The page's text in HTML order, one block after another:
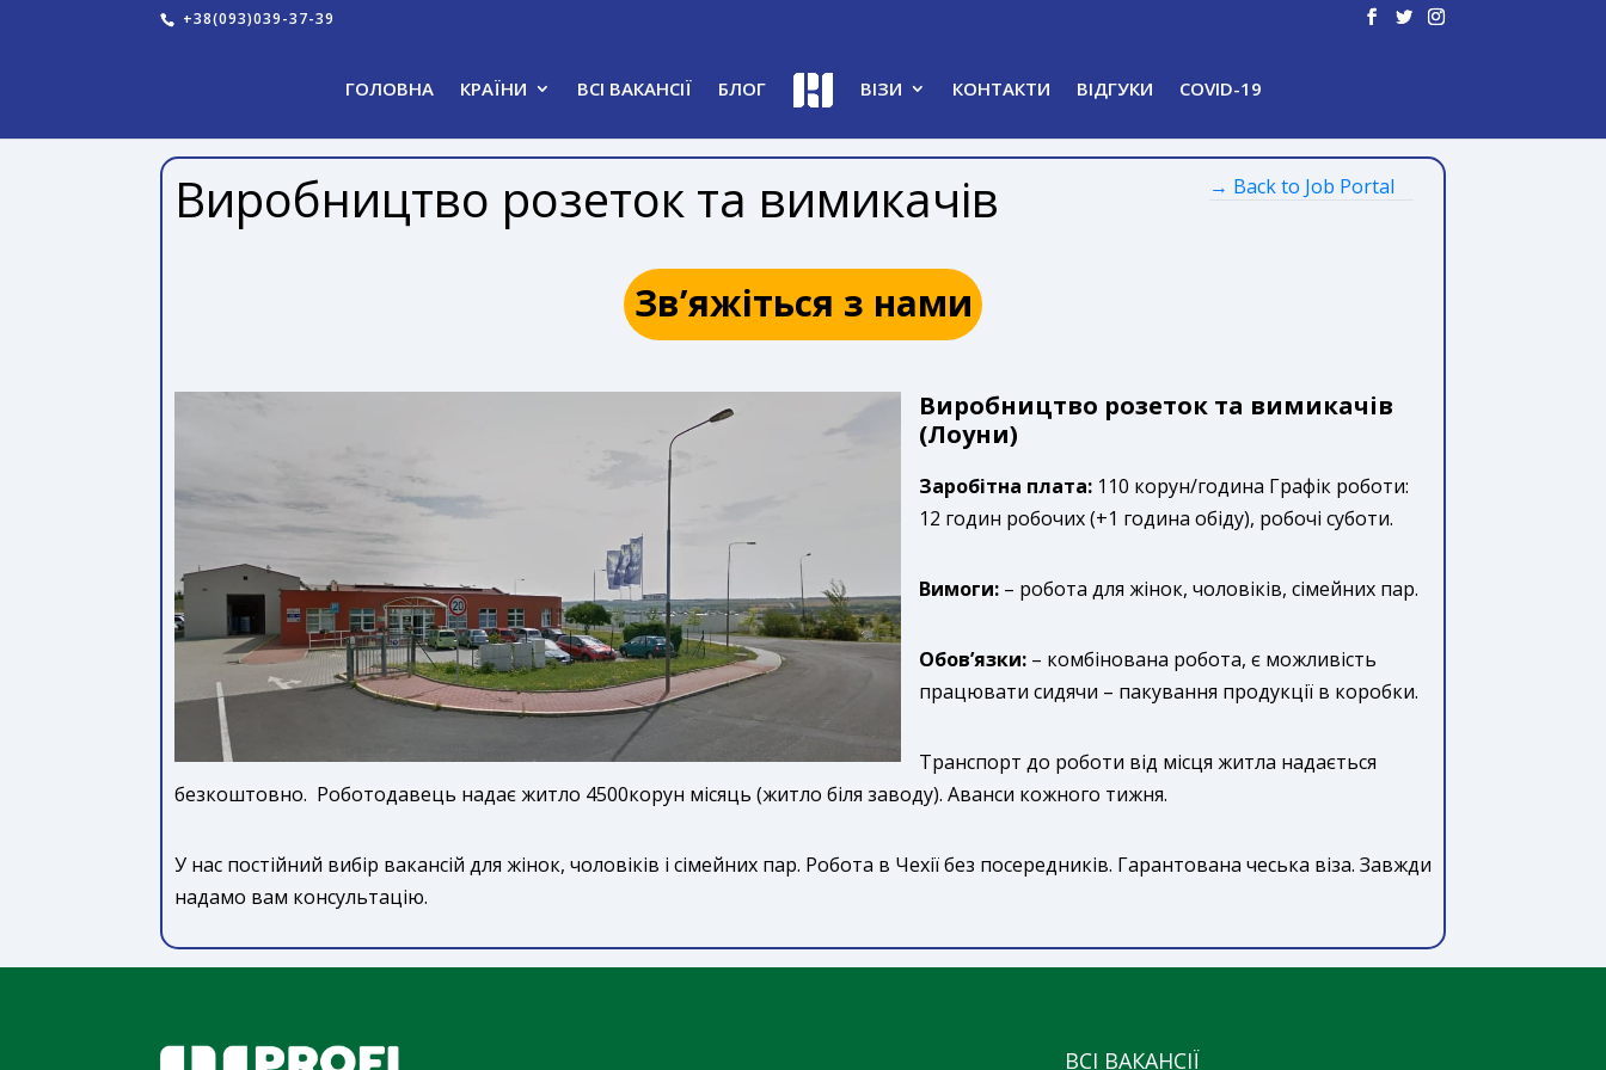
+38(093)039-37-39
ГОЛОВНА КРАЇНИ ВСІ ВАКАНСІЇ БЛОГ ВІЗИ КОНТАКТИ ВІДГУКИ COVID-19
Виробництво розеток та вимикачів → Back to Job Portal
Зв’яжіться з нами
Виробництво розеток та вимикачів
(Лоуни)
Заробітна плата:110 корун/година Графік роботи:
12 годин робочих (+1 година обіду), робочі суботи.
Вимоги: – робота для жінок, чоловіків, сімейних пар.
Обов’язки: – комбінована робота, є можливість
працювати сидячи – пакування продукції в коробки.
Транспорт до роботи від місця житла надається
безкоштовно. Роботодавець надає житло 4500корун місяць (житло біля заводу). Аванси кожного тижня.
У нас постійний вибір вакансій для жінок, чоловіків і сімейних пар. Робота в Чехії без посередників. Гарантована чеська віза. Завжди
надамо вам консультацію.
ВСІ ВАКАНСІЇ